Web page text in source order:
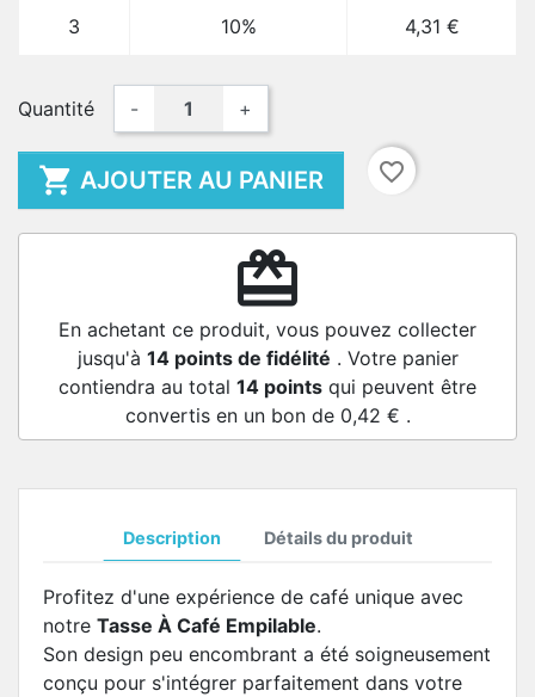
3 10% 4,31 €
Quantité - +
 AJOUTER AU PANIER favorite_border
redeem
En achetant ce produit, vous pouvez collecter
jusqu'à 14points de fidélité . Votre panier
contiendra au total 14 points qui peuvent être
convertis en un bon de 0,42 € .
Description Détails du produit
Profitez d'une expérience de café unique avec
notre Tasse À Café Empilable.
Son design peu encombrant a été soigneusement
conçu pour s'intégrer parfaitement dans votre